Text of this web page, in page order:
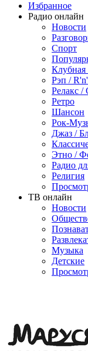
Избранное
Радио онлайн
Новости
Спорт
Клубная
Рэп /
Релакс /
Ретро
Шансон
Рок-
Джаз /
Этно /
Радио
Религия
ТВ онлайн
Новости
Музыка
Детские